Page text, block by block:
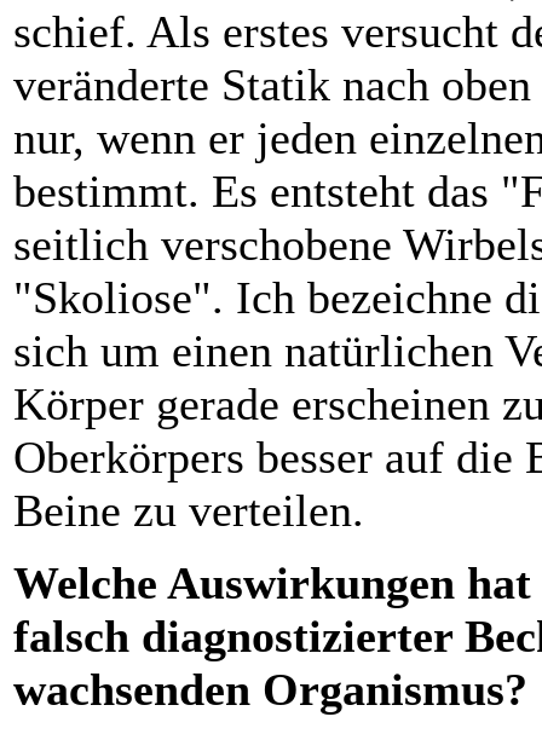
schief. Als erstes versucht
veränderte Statik nach
nur, wenn er jeden
bestimmt. Es entsteht das
seitlich verschobene
"Skoliose". Ich bezeichne
sich um einen natürlichen
Körper gerade erscheinen
Oberkörpers besser auf
Beine zu verteilen.
Welche Auswirkungen
falsch diagnostizierter
wachsenden Organismus?